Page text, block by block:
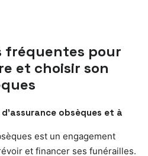
fréquentes pour
et choisir son
obsèques et à
est un engagement
et financer ses funérailles.